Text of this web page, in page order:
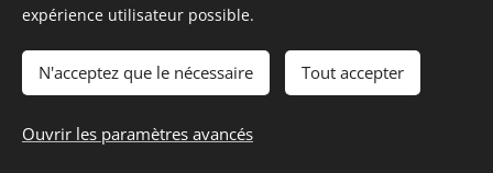
mini model rails
Cookies
Français
Nederlands
expérience utilisateur possible.
N'acceptez que le nécessaire Tout accepter
Ouvrir les paramètres avancés